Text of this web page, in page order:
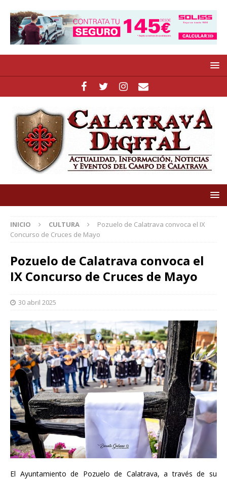
INICIO CULTURA
Pozuelo de Calatrava convoca el IX
Concurso de Cruces de Mayo
Pozuelo de Calatrava convoca el
IX Concurso de Cruces de Mayo
30 abril 2025
El Ayuntamiento de Pozuelo de Calatrava, a través de su